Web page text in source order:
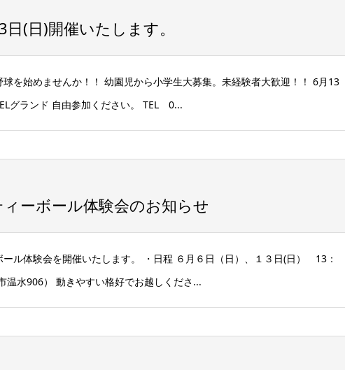
(日)開催いたします。
を始めませんか！！ 幼園児から小学生大募集。未経験者大歓迎！！ 6月13
グランド 自由参加ください。 TEL 0...
ーボール体験会のお知らせ
ル体験会を開催いたします。 ・日程 ６月６日（日）、１３日(日） 13：
温水906） 動きやすい格好でお越しくださ...